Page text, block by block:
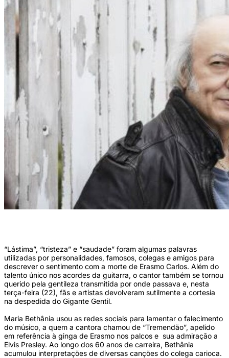
“Lástima”, “tristeza” e “saudade” foram algumas palavras
utilizadas por personalidades, famosos, colegas e amigos para
descrever o sentimento com a morte de Erasmo Carlos. Além do
talento único nos acordes da guitarra, o cantor também se tornou
querido pela gentileza transmitida por onde passava e, nesta
terça-feira (22), fãs e artistas devolveram sutilmente a cortesia
na despedida do Gigante Gentil.
Maria Bethânia usou as redes sociais para lamentar o falecimento
do músico, a quem a cantora chamou de “Tremendão”, apelido
em referência à ginga de Erasmo nos palcos e sua admiração a
Elvis Presley. Ao longo dos 60 anos de carreira, Bethânia
acumulou interpretações de diversas canções do colega carioca.